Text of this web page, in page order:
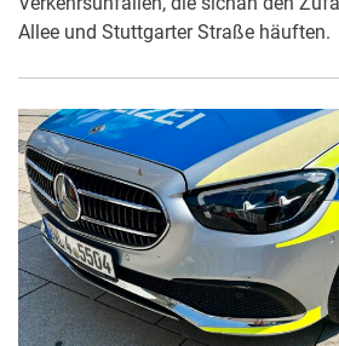
Allee und Stuttgarter Straße häuften.